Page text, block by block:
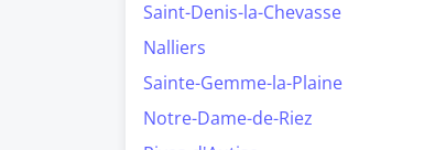
Saint-Denis-la-Chevasse
Nalliers
Sainte-Gemme-la-Plaine
Notre-Dame-de-Riez